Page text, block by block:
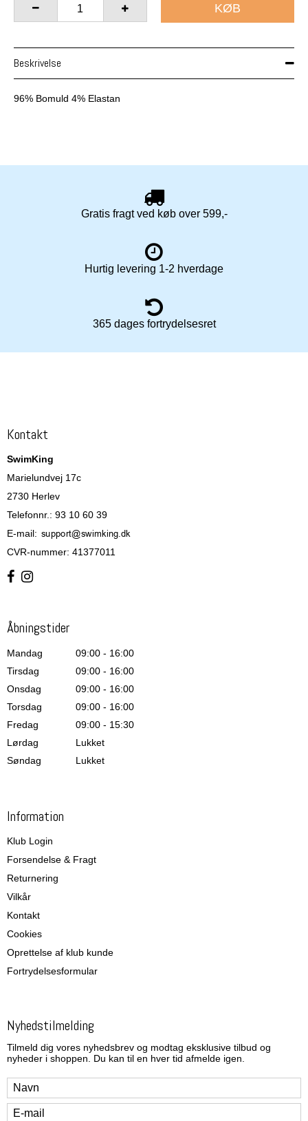
KØB
Beskrivelse
96% Bomuld 4% Elastan
Gratis fragt ved køb over 599,-
Hurtig levering 1-2 hverdage
365 dages fortrydelsesret
Kontakt
SwimKing
Marielundvej 17c
2730 Herlev
Telefonnr.: 93 10 60 39
E-mail:
CVR-nummer: 41377011
Åbningstider
Mandag
09:00 - 16:00
Tirsdag
09:00 - 16:00
Onsdag
09:00 - 16:00
Torsdag
09:00 - 16:00
Fredag
09:00 - 15:30
Lørdag
Lukket
Søndag
Lukket
Information
Klub Login
Forsendelse & Fragt
Returnering
Vilkår
Kontakt
Cookies
Oprettelse af klub kunde
Fortrydelsesformular
Nyhedstilmelding
Tilmeld dig vores nyhedsbrev og modtag eksklusive tilbud og
nyheder i shoppen. Du kan til en hver tid afmelde igen.